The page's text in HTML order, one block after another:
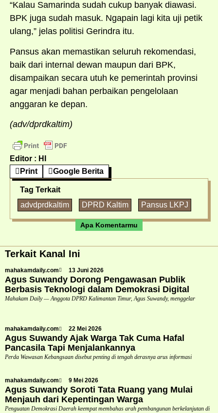
“Kalau Samarinda sudah cukup banyak diawasi.
BPK juga sudah masuk. Ngapain lagi kita uji petik
ulang,” jelas politisi Gerindra itu.
Pansus akan memastikan seluruh rekomendasi,
baik dari internal dewan maupun dari BPK,
disampaikan secara utuh ke pemerintah provinsi
agar menjadi bahan perbaikan pengelolaan
anggaran ke depan.
(adv/dprdkaltim)
Editor : HI
Print
Google Berita
Tag Terkait
advdprdkaltim
DPRD Kaltim Pansus LKPJ
Apa Komentarmu
Terkait Kanal Ini
mahakamdaily.com 13 Juni 2026
Agus Suwandy Dorong Pengawasan Publik
Berbasis Teknologi dalam Demokrasi Digital
Mahakam Daily — Anggota DPRD Kalimantan Timur, Agus Suwandy, menggelar
mahakamdaily.com 22 Mei 2026
Agus Suwandy Ajak Warga Tak Cuma Hafal
Pancasila Tapi Menjalankannya
Perda Wawasan Kebangsaan disebut penting di tengah derasnya arus informasi
mahakamdaily.com 9 Mei 2026
Agus Suwandy Soroti Tata Ruang yang Mulai
Menjauh dari Kepentingan Warga
Penguatan Demokrasi Daerah keempat membahas arah pembangunan berkelanjutan di